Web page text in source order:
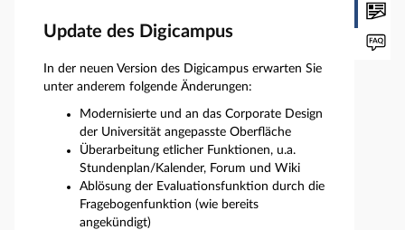
Update des Digicampus
In der neuen Version des Digicampus erwarten Sie
unter anderem folgende Änderungen:
Modernisierte und an das Corporate Design
der Universität angepasste Oberfläche
Überarbeitung etlicher Funktionen, u.a.
Stundenplan/Kalender, Forum und Wiki
Ablösung der Evaluationsfunktion durch die
Fragebogenfunktion (wie bereits
angekündigt)